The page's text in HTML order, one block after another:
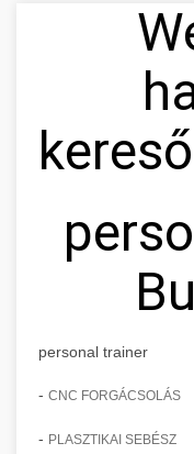
personal trainer
- CNC FORGÁCSOLÁS
- PLASZTIKAI SEBÉSZ